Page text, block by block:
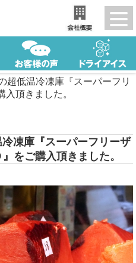
超低温冷凍庫『スーパーフリ
頂きました。
凍庫『スーパーフリーザ
をご購入頂きました。